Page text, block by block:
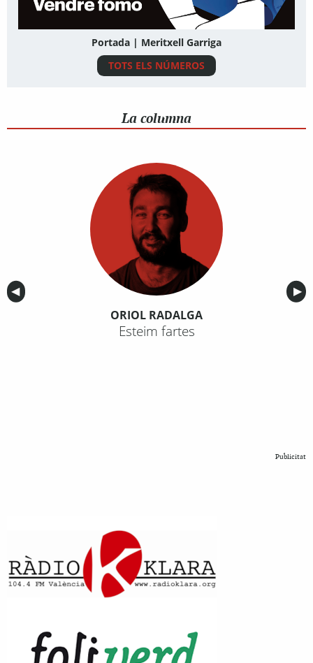
Portada | Meritxell Garriga
TOTS ELS NÚMEROS
La columna
Anterior
◀︎ ▶︎
ORIOL RADALGA
Esteim fartes
Publicitat